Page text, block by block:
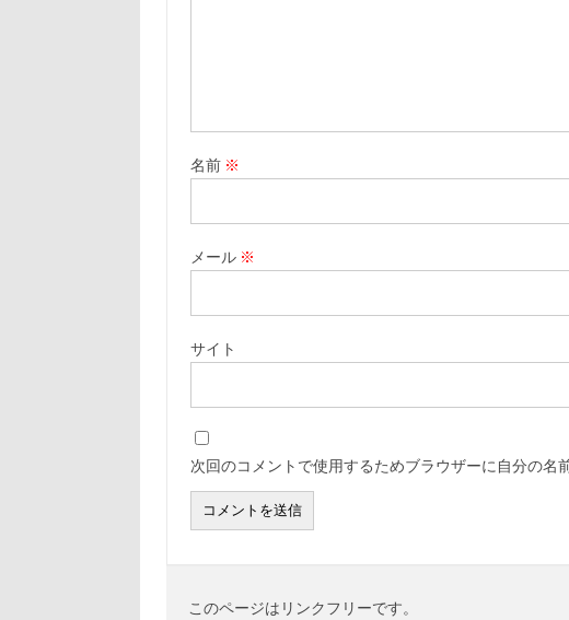
名前 ※
メール ※
サイト
次回のコメントで使用するためブラウザーに自分の名
このページはリンクフリーです。